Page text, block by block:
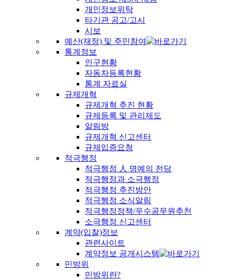
개인정보위탁
타기관 공고/고시
시보
예산(재정) 및 주민참여
통계정보
인구현황
자동차등록현황
통계 자료실
규제개혁
규제개혁 추진 현황
규제등록 및 관리제도
알림방
규제개혁 신고센터
규제입증요청
적극행정
적극행정 人 명예의 전당
적극행정과 소극행정
적극행정 추진방안
적극행정 소식알림
적극행정정책/우수공무원추천
소극행정 신고센터
계약(입찰)정보
관련사이트
계약정보 공개시스템
민방위
민방위란?